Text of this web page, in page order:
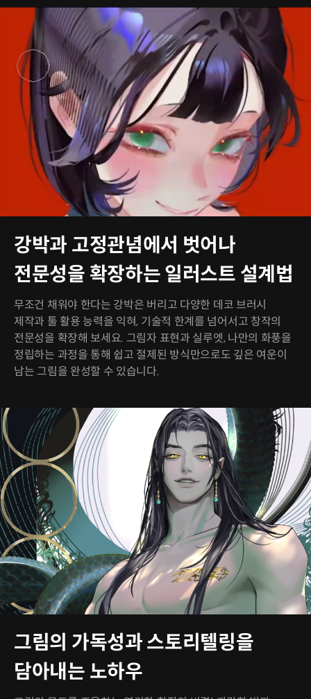
강박과 고정관념에서 벗어나
전문성을 확장하는 일러스트 설계법
무조건 채워야 한다는 강박은 버리고 다양한 데코 브러시
제작과 툴 활용 능력을 익혀, 기술적 한계를 넘어서고 창작의
전문성을 확장해 보세요. 그림자 표현과 실루엣, 나만의 화풍을
정립하는 과정을 통해 쉽고 절제된 방식만으로도 깊은 여운이
남는 그림을 완성할 수 있습니다.
그림의 가독성과 스토리텔링을
담아내는 노하우